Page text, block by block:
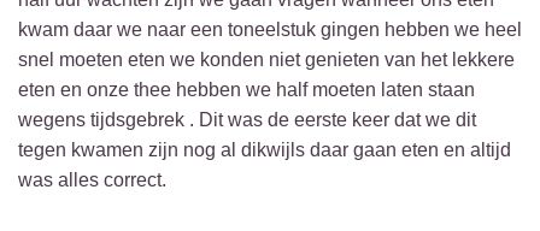
kwam daar we naar een toneelstuk gingen hebben we heel
snel moeten eten we konden niet genieten van het lekkere
eten en onze thee hebben we half moeten laten staan
wegens tijdsgebrek . Dit was de eerste keer dat we dit
tegen kwamen zijn nog al dikwijls daar gaan eten en altijd
was alles correct.